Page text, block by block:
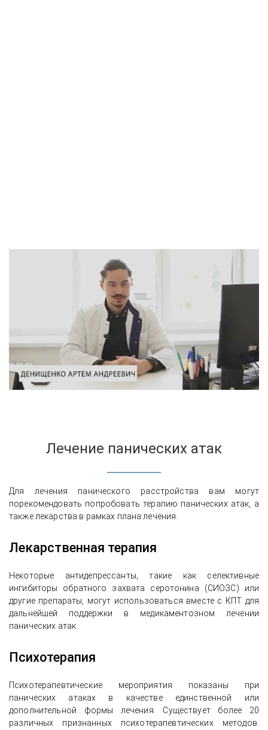
Лечение панических атак
Для лечения панического расстройства вам могут
порекомендовать попробовать терапию панических атак, а
также лекарства в рамках плана лечения.
Лекарственная терапия
Некоторые антидепрессанты, такие как селективные
ингибиторы обратного захвата серотонина (СИОЗС) или
другие препараты, могут использоваться вместе с КПТ для
дальнейшей поддержки в медикаментозном лечении
панических атак.
Психотерапия
Психотерапевтические мероприятия показаны при
панических атаках в качестве единственной или
дополнительной формы лечения. Существует более 20
различных признанных психотерапевтических методов.